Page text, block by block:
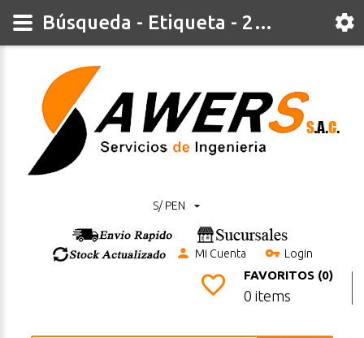
S/ PEN
Mi Cuenta Login
FAVORITOS (0)
0 items
Búsqueda - Etiqueta - 2mm